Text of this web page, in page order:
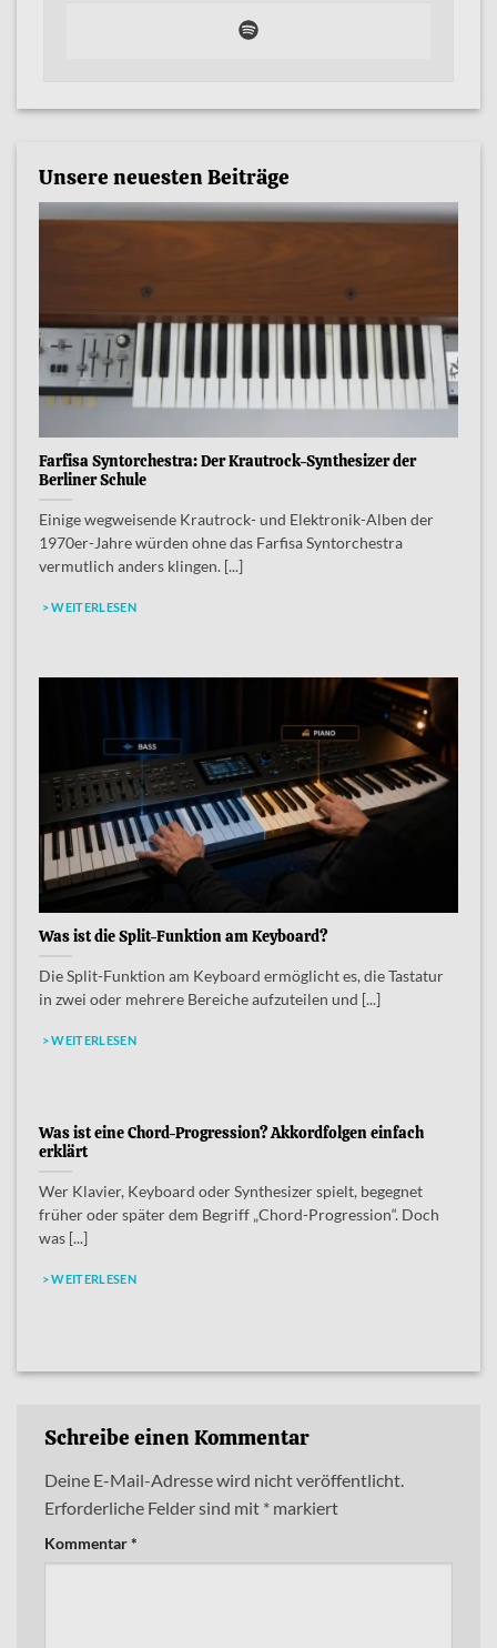
Unsere neuesten Beiträge
Farfisa Syntorchestra: Der Krautrock-Synthesizer der
Berliner Schule
Einige wegweisende Krautrock- und Elektronik-Alben der
1970er-Jahre würden ohne das Farfisa Syntorchestra
vermutlich anders klingen. [...]
> WEITERLESEN
Was ist die Split-Funktion am Keyboard?
Die Split-Funktion am Keyboard ermöglicht es, die Tastatur
in zwei oder mehrere Bereiche aufzuteilen und [...]
> WEITERLESEN
Was ist eine Chord-Progression? Akkordfolgen einfach
erklärt
Wer Klavier, Keyboard oder Synthesizer spielt, begegnet
früher oder später dem Begriff „Chord-Progression“. Doch
was [...]
> WEITERLESEN
Schreibe einen Kommentar
Deine E-Mail-Adresse wird nicht veröffentlicht.
Erforderliche Felder sind mit * markiert
Kommentar*